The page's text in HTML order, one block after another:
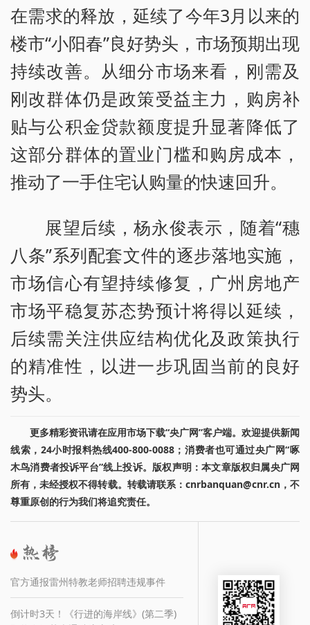
在需求的释放，延续了今年3月以来的
楼市“小阳春”良好势头，市场预期出现
持续改善。从细分市场来看，刚需及
刚改群体仍是政策受益主力，购房补
贴与公积金贷款额度提升显著降低了
这部分群体的置业门槛和购房成本，
推动了一手住宅认购量的快速回升。
展望后续，杨永俊表示，随着“穗
八条”系列配套文件的逐步落地实施，
市场信心有望持续修复，广州房地产
市场平稳复苏态势预计将得以延续，
后续需关注供应结构优化及政策执行
的精准性，以进一步巩固当前的良好
势头。
更多精彩资讯请在应用市场下载“央广网”客户端。欢迎提供新闻
线索，24小时报料热线400-800-0088；消费者也可通过央广网“啄
木鸟消费者投诉平台”线上投诉。版权声明：本文章版权归属央广网
所有，未经授权不得转载。转载请联系：cnrbanquan@cnr.cn，不
尊重原创的行为我们将追究责任。
官方通报雷州特教老师招聘违规事件
倒计时3天！《行进的海岸线》(第二季)